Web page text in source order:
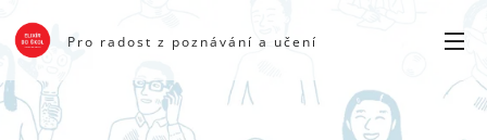
Pro radost z poznávání a učení